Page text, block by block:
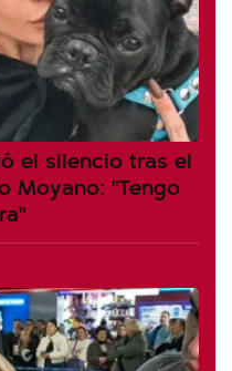
el silencio tras el
Moyano: "Tengo